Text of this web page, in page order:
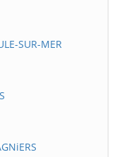
SUR-MER